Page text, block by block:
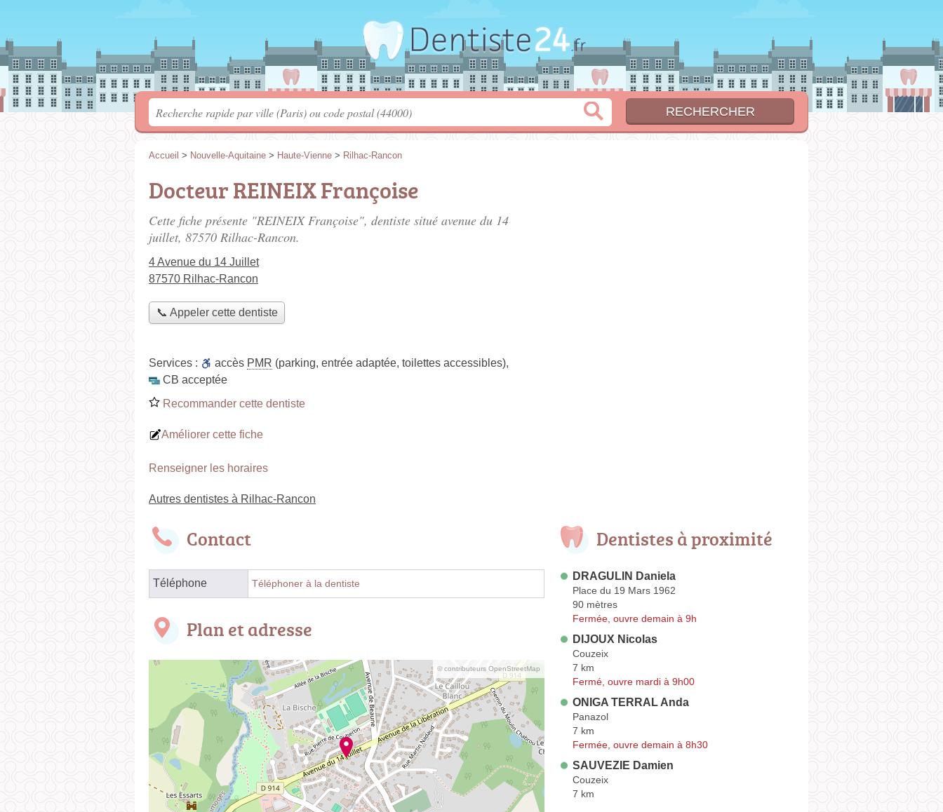
Accueil > Nouvelle-Aquitaine > Haute-Vienne > Rilhac-Rancon
Docteur REINEIX Françoise
Cette fiche présente "REINEIX Françoise", dentiste situé avenue du 14
juillet, 87570 Rilhac-Rancon.
4 Avenue du 14 Juillet
87570 Rilhac-Rancon
📞 Appeler cette dentiste
Services : accès PMR (parking, entrée adaptée, toilettes accessibles),
CB acceptée
Recommander cette dentiste
Améliorer cette fiche
Renseigner les horaires
Autres dentistes à Rilhac-Rancon
Contact
Téléphone Téléphoner à la dentiste
Plan et adresse
© contributeurs OpenStreetMap
Dentistes à proximité
DRAGULIN Daniela
Place du 19 Mars 1962
90 mètres
Fermée, ouvre demain à 9h
DIJOUX Nicolas
Couzeix
7 km
Fermé, ouvre mardi à 9h00
ONIGA TERRAL Anda
Panazol
7 km
Fermée, ouvre demain à 8h30
SAUVEZIE Damien
Couzeix
7 km